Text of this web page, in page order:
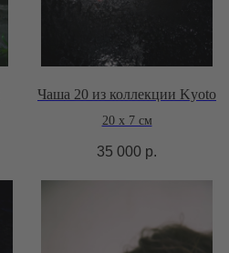
Чаша 20 из коллекции Kyoto
20 х 7 см
35 000 р.